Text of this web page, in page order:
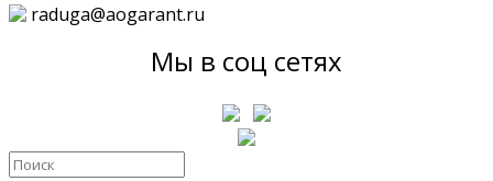
raduga@aogarant.ru
Мы в соц сетях